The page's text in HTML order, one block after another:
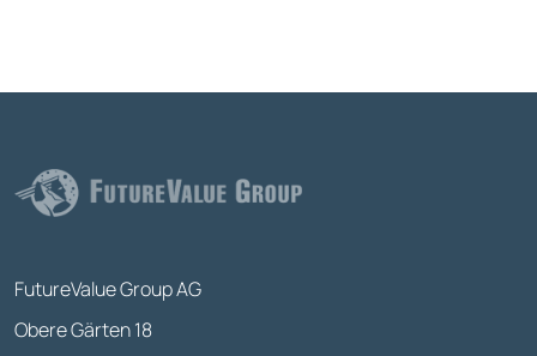
FutureValue Group AG
Obere Gärten 18